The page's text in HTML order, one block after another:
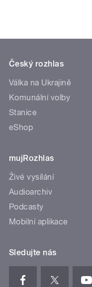
Český rozhlas
Válka na Ukrajině
Komunální volby
Stanice
eShop
mujRozhlas
Živé vysílání
Audioarchiv
Podcasty
Mobilní aplikace
Sledujte nás